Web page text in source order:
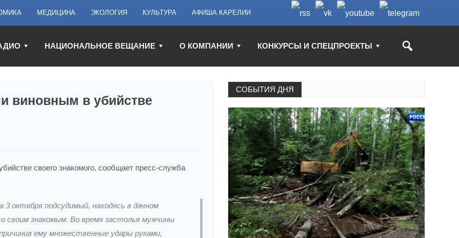
МЕДИЦИНА ЭКОЛОГИЯ КУЛЬТУРА АФИША КАРЕЛИИ
НАЦИОНАЛЬНОЕ ВЕЩАНИЕ О КОМПАНИИ КОНКУРСЫ И СПЕЦПРОЕКТЫ
виновным в убийстве
своего знакомого, сообщает пресс-служба
октября подсудимый, находясь в дачном
своим знакомым. Во время застолья мужчины
ему множественные удары руками,
СОБЫТИЯ ДНЯ